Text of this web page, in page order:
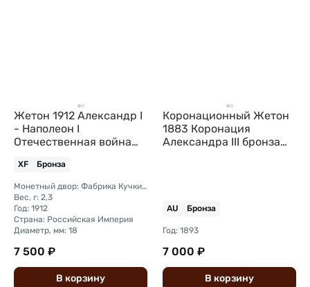
Жетон 1912 Александр I
- Наполеон I
Отечественная война
XF Бронза
Монетный двор: Фабрика Кучкина, Москва
Вес, г: 2,3
Год: 1912
Страна: Российская Империя
Диаметр, мм: 18
7 500 ₽
В корзину
Коронационный Жетон
1883 Коронация
Александра III бронза
AU Бронза
Год: 1893
7 000 ₽
В корзину